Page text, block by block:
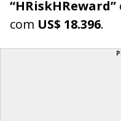
“HRiskHReward”
com US$ 18.396.